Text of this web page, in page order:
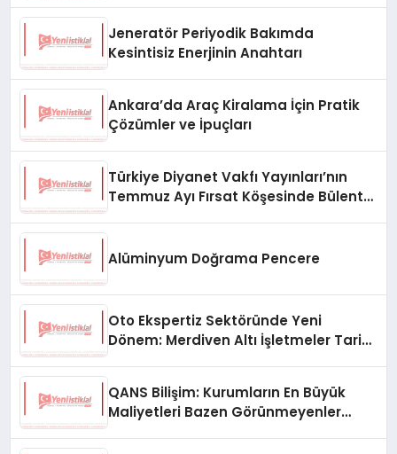
Jeneratör Periyodik Bakımda
Kesintisiz Enerjinin Anahtarı
Ankara’da Araç Kiralama İçin Pratik
Çözümler ve İpuçları
Türkiye Diyanet Vakfı Yayınları’nın
Temmuz Ayı Fırsat Köşesinde Bülent
Alüminyum Doğrama Pencere
Oto Ekspertiz Sektöründe Yeni
Dönem: Merdiven Altı İşletmeler Tarih
QANS Bilişim: Kurumların En Büyük
Maliyetleri Bazen Görünmeyenler